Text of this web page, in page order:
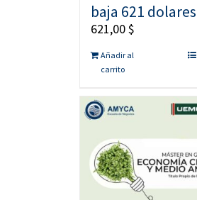
baja 621 dolares
621,00$
Añadir al
carrito